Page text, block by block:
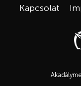
Kapcsolat